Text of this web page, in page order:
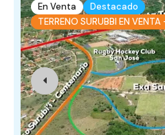
En Venta
Destacado
TERRENO SURUBBI EN